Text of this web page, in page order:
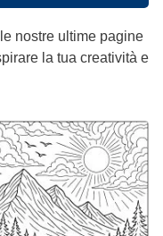
nostre ultime pagine
la tua creatività e